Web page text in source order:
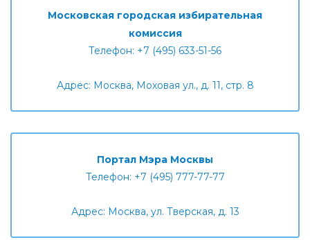
Московская городская избирательная
комиссия
Телефон: +7 (495) 633-51-56
Адрес: Москва, Моховая ул., д. 11, стр. 8
Портал Мэра Москвы
Телефон: +7 (495) 777-77-77
Адрес: Москва, ул. Тверская, д. 13